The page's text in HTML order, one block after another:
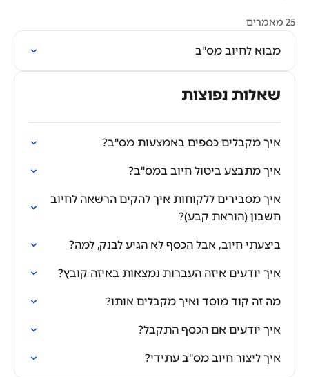
25 מאמרים
מבוא לחיוב מס"ב
שאלות נפוצות
איך מקבלים כספים באמצעות מס"ב?
איך מתבצע ביטול חיוב במס"ב?
איך מסבירים ללקוחות איך להקים הרשאה לחיוב
חשבון (הוראת קבע)?
ביצעתי חיוב, אבל הכסף לא הגיע לבנק, למה?
איך יודעים איזה העברות נמצאות באיזה קובץ?
מה זה קוד מוסד ואיך מקבלים אותו?
איך יודעים אם הכסף התקבל?
איך ליצור חיוב מס"ב עתידי?